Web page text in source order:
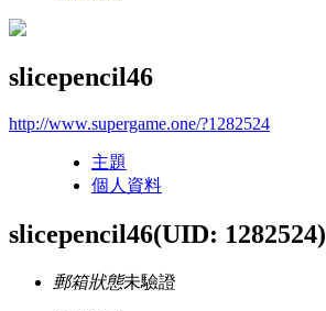
slicepencil46
http://www.supergame.one/?1282524
主題
個人資料
slicepencil46(UID: 1282524)
郵箱狀態未驗證